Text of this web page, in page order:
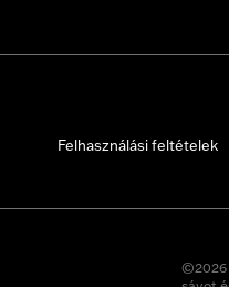
Felhasználási feltételek
©2026